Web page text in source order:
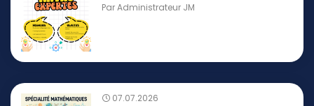
ParAdministrateur JM
07.07.2026